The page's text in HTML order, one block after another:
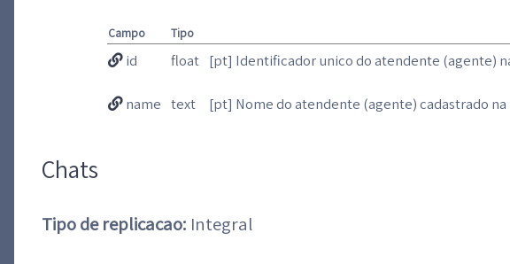
Campo Tipo
id float [pt] Identificador unico do atendente (agente)
name text [pt] Nome do atendente (agente) cadastrado na
Chats
Tipo de replicacao: Integral